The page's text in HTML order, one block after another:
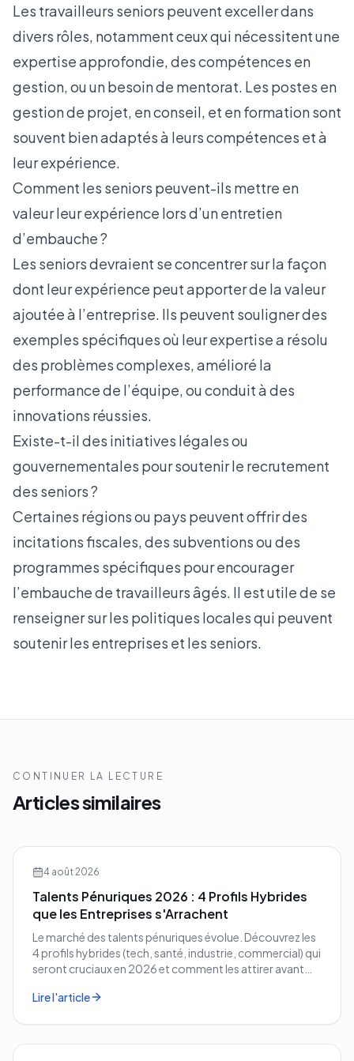
Les travailleurs seniors peuvent exceller dans
divers rôles, notamment ceux qui nécessitent une
expertise approfondie, des compétences en
gestion, ou un besoin de mentorat. Les postes en
gestion de projet, en conseil, et en formation sont
souvent bien adaptés à leurscompétences et à
leur expérience.
Comment les seniors peuvent-ils mettre en
valeur leur expérience lors d’un entretien
d’embauche ?
Les seniors devraient se concentrer sur la façon
dont leur expérience peut apporter de la valeur
ajoutée à l’entreprise. Ils peuvent souligner des
exemples spécifiques où leur expertise a résolu
des problèmes complexes, amélioré la
performance de l’équipe, ou conduit à des
innovations réussies.
Existe-t-il des initiatives légales ou
gouvernementales pour soutenir le recrutement
des seniors ?
Certaines régions ou pays peuvent offrir des
incitations fiscales, des subventions ou des
programmes spécifiques pour encourager
l’embauche de travailleurs âgés. Il est utile de se
renseigner sur les politiques locales qui peuvent
soutenir les entreprises et les seniors.
CONTINUER LA LECTURE
Articles similaires
4 août 2026
Talents Pénuriques 2026 : 4 Profils Hybrides
que les Entreprises s'Arrachent
Le marché des talents pénuriques évolue. Découvrez les
4 profils hybrides (tech, santé, industrie, commercial) qui
seront cruciaux en 2026 et comment les attirer avant
Lire l'article